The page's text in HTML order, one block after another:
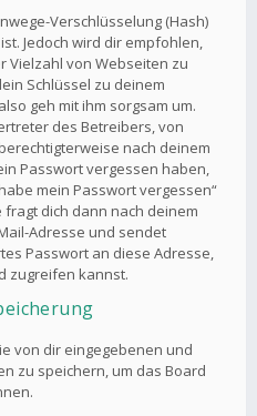
Verschlüsselung (Hash)
Jedoch wird dir empfohlen,
Vielzahl von Webseiten zu
Schlüssel zu deinem
geh mit ihm sorgsam um.
des Betreibers, von
nach deinem
Passwort vergessen haben,
mein Passwort vergessen“
dich dann nach deinem
Adresse und sendet
Passwort an diese Adresse,
zugreifen kannst.
von dir eingegebenen und
zu speichern, um das Board